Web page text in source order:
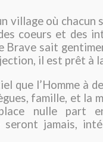
village où chacun
coeurs et des
Brave sait
il est prêt à
que l’Homme à
famille, et la
nulle part
seront jamais,